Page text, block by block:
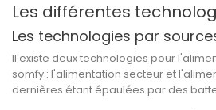
Les différentes
Les technologies par
Il existe deux technologies pour
somfy : l'alimentation secteur et
dernières étant épaulées par des